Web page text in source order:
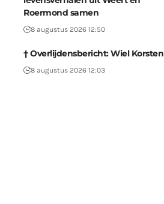
Roermond samen
8 augustus 2026 12:50
† Overlijdensbericht: Wiel Korsten
8 augustus 2026 12:03